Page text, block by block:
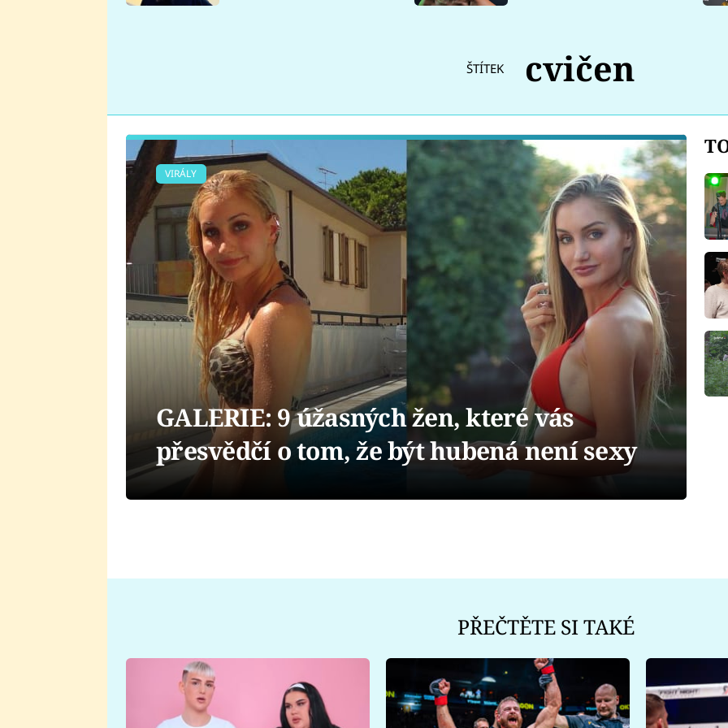
ŠTÍTEK cvičen
VIRÁLY
GALERIE: 9 úžasných žen, které vás
přesvědčí o tom, že být hubená není sexy
PŘEČTĚTE SI TAKÉ